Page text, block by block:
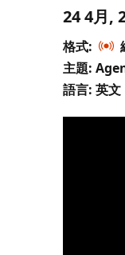
24 4月,
格式:
主題:
語言: 英文